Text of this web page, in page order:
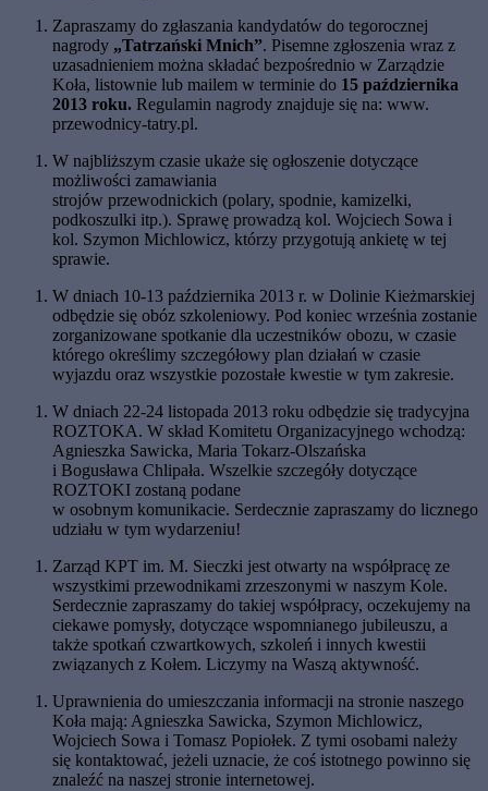
Zapraszamy do zgłaszania kandydatów do tegorocznej
nagrody „Tatrzański Mnich”. Pisemne zgłoszenia wraz z
uzasadnieniem można składać bezpośrednio w Zarządzie
Koła, listownie lub mailem w terminie do 15 października
2013 roku. Regulamin nagrody znajduje się na: www.
przewodnicy-tatry.pl.
W najbliższym czasie ukaże się ogłoszenie dotyczące
możliwości zamawiania
strojów przewodnickich (polary, spodnie, kamizelki,
podkoszulki itp.). Sprawę prowadzą kol. Wojciech Sowa i
kol. Szymon Michlowicz, którzy przygotują ankietę w tej
sprawie.
W dniach 10-13 października 2013 r. w Dolinie Kieżmarskiej
odbędzie się obóz szkoleniowy. Pod koniec września zostanie
zorganizowane spotkanie dla uczestników obozu, w czasie
którego określimy szczegółowy plan działań w czasie
wyjazdu oraz wszystkie pozostałe kwestie w tym zakresie.
W dniach 22-24 listopada 2013 roku odbędzie się tradycyjna
ROZTOKA. W skład Komitetu Organizacyjnego wchodzą:
Agnieszka Sawicka, Maria Tokarz-Olszańska
i Bogusława Chlipała. Wszelkie szczegóły dotyczące
ROZTOKI zostaną podane
w osobnym komunikacie. Serdecznie zapraszamy do licznego
udziału w tym wydarzeniu!
Zarząd KPT im. M. Sieczki jest otwarty na współpracę ze
wszystkimi przewodnikami zrzeszonymi w naszym Kole.
Serdecznie zapraszamy do takiej współpracy, oczekujemy na
ciekawe pomysły, dotyczące wspomnianego jubileuszu, a
także spotkań czwartkowych, szkoleń i innych kwestii
związanych z Kołem. Liczymy na Waszą aktywność.
Uprawnienia do umieszczania informacji na stronie naszego
Koła mają: Agnieszka Sawicka, Szymon Michlowicz,
Wojciech Sowa i Tomasz Popiołek. Z tymi osobami należy
się kontaktować, jeżeli uznacie, że coś istotnego powinno się
znaleźć na naszej stronie internetowej.